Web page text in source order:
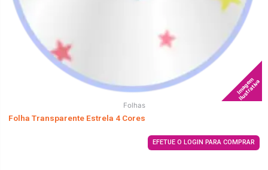
Imagem
Ilustrativa
Folhas
Folha Transparente Estrela 4 Cores
EFETUE O LOGIN PARA COMPRAR